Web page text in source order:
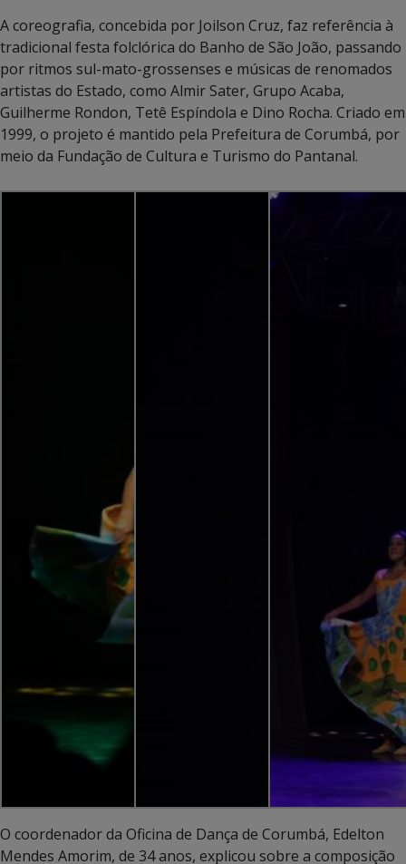
A coreografia, concebida por Joilson Cruz, faz referência à
tradicional festa folclórica do Banho de São João, passando
por ritmos sul-mato-grossenses e músicas de renomados
artistas do Estado, como Almir Sater, Grupo Acaba,
Guilherme Rondon, Tetê Espíndola e Dino Rocha. Criado em
1999, o projeto é mantido pela Prefeitura de Corumbá, por
meio da Fundação de Cultura e Turismo do Pantanal.
O coordenador da Oficina de Dança de Corumbá, Edelton
Mendes Amorim, de 34 anos, explicou sobre a composição